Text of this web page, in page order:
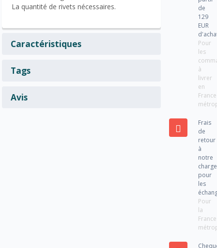
La quantité de rivets nécessaires.
Caractéristiques
Tags
Avis
de
129
EUR
Pour
les
à
livrer
en
France
Frais
de
retour
à
notre
charge
pour
les
Pour
la
France